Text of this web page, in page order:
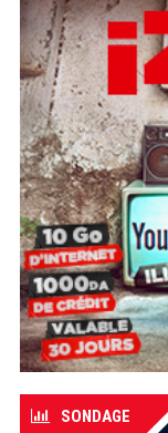
SONDAGE